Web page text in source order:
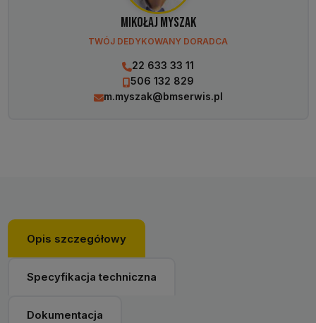
Mikołaj Myszak
TWÓJ DEDYKOWANY DORADCA
22 633 33 11
506 132 829
m.myszak@bmserwis.pl
Opis szczegółowy
Specyfikacja techniczna
Dokumentacja